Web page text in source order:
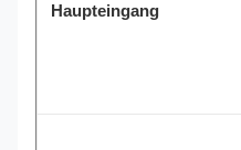
Haupteingang